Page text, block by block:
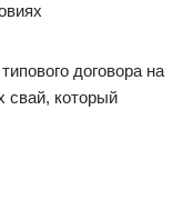
договора на
свай, который